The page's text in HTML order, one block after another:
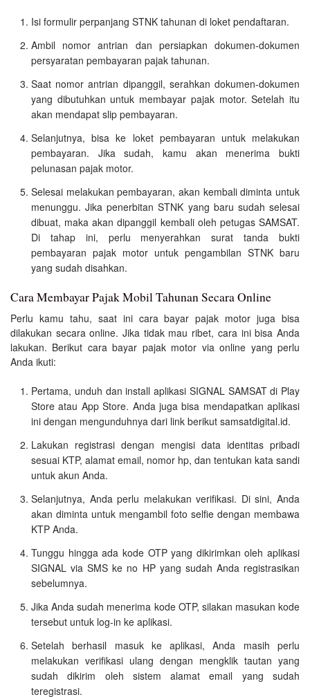
Isi formulir perpanjang STNK tahunan di loket pendaftaran.
Ambil nomor antrian dan persiapkan dokumen-dokumen
persyaratan pembayaran pajak tahunan.
Saat nomor antrian dipanggil, serahkan dokumen-dokumen
yang dibutuhkan untuk membayar pajak motor. Setelah itu
akan mendapat slip pembayaran.
Selanjutnya, bisa ke loket pembayaran untuk melakukan
pembayaran. Jika sudah, kamu akan menerima bukti
pelunasan pajak motor.
Selesai melakukan pembayaran, akan kembali diminta untuk
menunggu. Jika penerbitan STNK yang baru sudah selesai
dibuat, maka akan dipanggil kembali oleh petugas SAMSAT.
Di tahap ini, perlu menyerahkan surat tanda bukti
pembayaran pajak motor untuk pengambilan STNK baru
yang sudah disahkan.
Cara Membayar Pajak Mobil Tahunan Secara Online
Perlu kamu tahu, saat ini cara bayar pajak motor juga bisa
dilakukan secara online. Jika tidak mau ribet, cara ini bisa Anda
lakukan. Berikut cara bayar pajak motor via online yang perlu
Anda ikuti:
Pertama, unduh dan install aplikasi SIGNAL SAMSAT di Play
Store atau App Store. Anda juga bisa mendapatkan aplikasi
ini dengan mengunduhnya dari link berikut samsatdigital.id.
Lakukan registrasi dengan mengisi data identitas pribadi
sesuai KTP, alamat email, nomor hp, dan tentukan kata sandi
untuk akun Anda.
Selanjutnya, Anda perlu melakukan verifikasi. Di sini, Anda
akan diminta untuk mengambil foto selfie dengan membawa
KTP Anda.
Tunggu hingga ada kode OTP yang dikirimkan oleh aplikasi
SIGNAL via SMS ke no HP yang sudah Anda registrasikan
sebelumnya.
Jika Anda sudah menerima kode OTP, silakan masukan kode
tersebut untuk log-in ke aplikasi.
Setelah berhasil masuk ke aplikasi, Anda masih perlu
melakukan verifikasi ulang dengan mengklik tautan yang
sudah dikirim oleh sistem alamat email yang sudah
teregistrasi.